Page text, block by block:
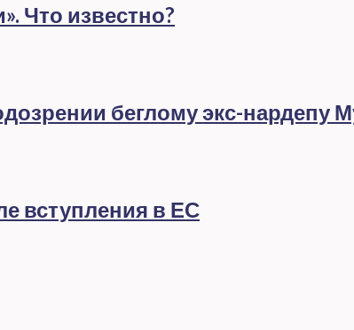
Что известно?
беглому экс-нардепу
вступления в ЕС